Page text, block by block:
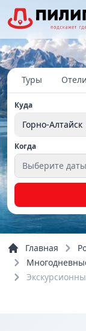
Туры Отели
Куда
Горно-Алтайск
Когда
Выберите даты
Главная